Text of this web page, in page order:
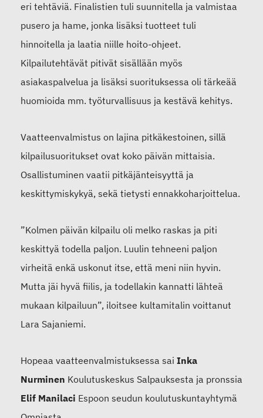
eri tehtäviä. Finalistien tuli suunnitella ja valmistaa
pusero ja hame, jonka lisäksi tuotteet tuli
hinnoitella ja laatia niille hoito-ohjeet.
Kilpailutehtävät pitivät sisällään myös
asiakaspalvelua ja lisäksi suorituksessa oli tärkeää
huomioida mm. työturvallisuus ja kestävä kehitys.
Vaatteenvalmistus on lajina pitkäkestoinen, sillä
kilpailusuoritukset ovat koko päivän mittaisia.
Osallistuminen vaatii pitkäjänteisyyttä ja
keskittymiskykyä, sekä tietysti ennakkoharjoittelua.
”Kolmen päivän kilpailu oli melko raskas ja piti
keskittyä todella paljon. Luulin tehneeni paljon
virheitä enkä uskonut itse, että meni niin hyvin.
Mutta jäi hyvä fiilis, ja todellakin kannatti lähteä
mukaan kilpailuun”, iloitsee kultamitalin voittanut
Lara Sajaniemi.
Hopeaa vaatteenvalmistuksessa sai Inka
Nurminen Koulutuskeskus Salpauksesta ja pronssia
Elif Manilaci Espoon seudun koulutuskuntayhtymä